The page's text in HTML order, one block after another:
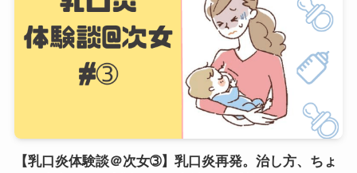
【乳口炎体験談＠次女➂】乳口炎再発。治し方、ちょ